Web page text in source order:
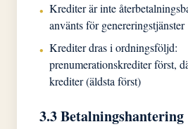
• Krediter är inte
använts för genereringstjänster
• Krediter dras i ordningsföljd:
prenumerationskrediter först,
krediter (äldsta först)
3.3 Betalningshantering